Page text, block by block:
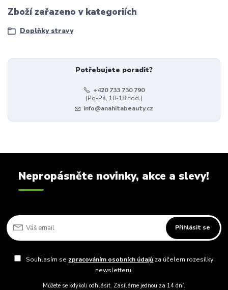
Zboží zařazeno v kategoriích
Doplňky stravy
Potřebujete poradit?
+420 733 730 790
(Po-Pá, 10-18 hod.)
info@anahitabeauty.cz
Nepropásněte novinky, akce a slevy!
Přihlásit se
Souhlasím se zpracováním osobních údajů za účelem rozesílky
newsletteru.
Můžete se kdykoli odhlásit. Zasíláme jednou za 14 dní.